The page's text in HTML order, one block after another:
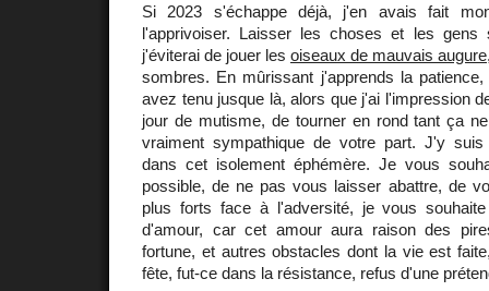
Si 2023 s'échappe déjà, j'en avais fait
l'apprivoiser. Laisser les choses et les gens
j'éviterai de jouer les oiseaux de mauvais augure
sombres. En mûrissant j'apprends la
avez tenu jusque là, alors que j'ai l'impression
jour de mutisme, de tourner en rond tant ça
vraiment sympathique de votre part. J'y suis
dans cet isolement éphémère. Je vous
possible, de ne pas vous laisser abattre, de
plus forts face à l'adversité, je vous
d'amour, car cet amour aura raison des
fortune, et autres obstacles dont la vie est
fête, fut-ce dans la résistance, refus d'une